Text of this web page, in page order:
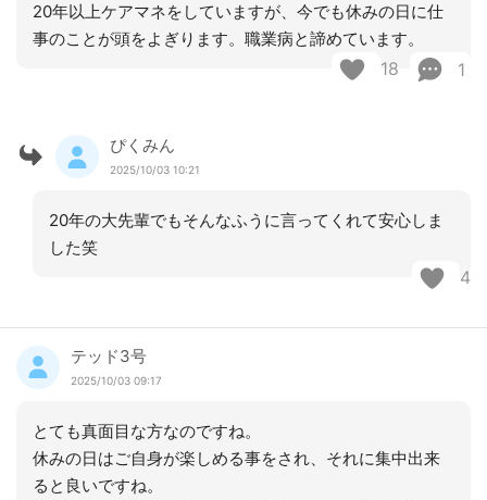
20年以上ケアマネをしていますが、今でも休みの日に仕
事のことが頭をよぎります。職業病と諦めています。
18 1
ぴくみん
2025/10/03 10:21
20年の大先輩でもそんなふうに言ってくれて安心しま
した笑
4
テッド3号
2025/10/03 09:17
とても真面目な方なのですね。
休みの日はご自身が楽しめる事をされ、それに集中出来
ると良いですね。